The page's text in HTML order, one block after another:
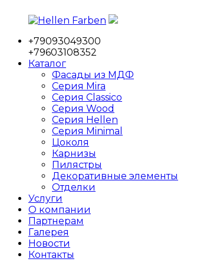
Перейти
содержимому
Hellen
Farben
Фабрика
мебельных
фасадов
+79093049300
+79603108352
Каталог
Фасады из МДФ
Серия Mira
Серия Classico
Серия Wood
Серия Hellen
Серия Minimal
Цоколя
Карнизы
Пилястры
Декоративные элементы
Отделки
Услуги
О компании
Партнерам
Галерея
Новости
Контакты